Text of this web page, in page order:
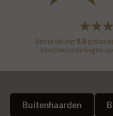
Beoordeling 8.8
klantbeoordelingen op
Buitenhaarden